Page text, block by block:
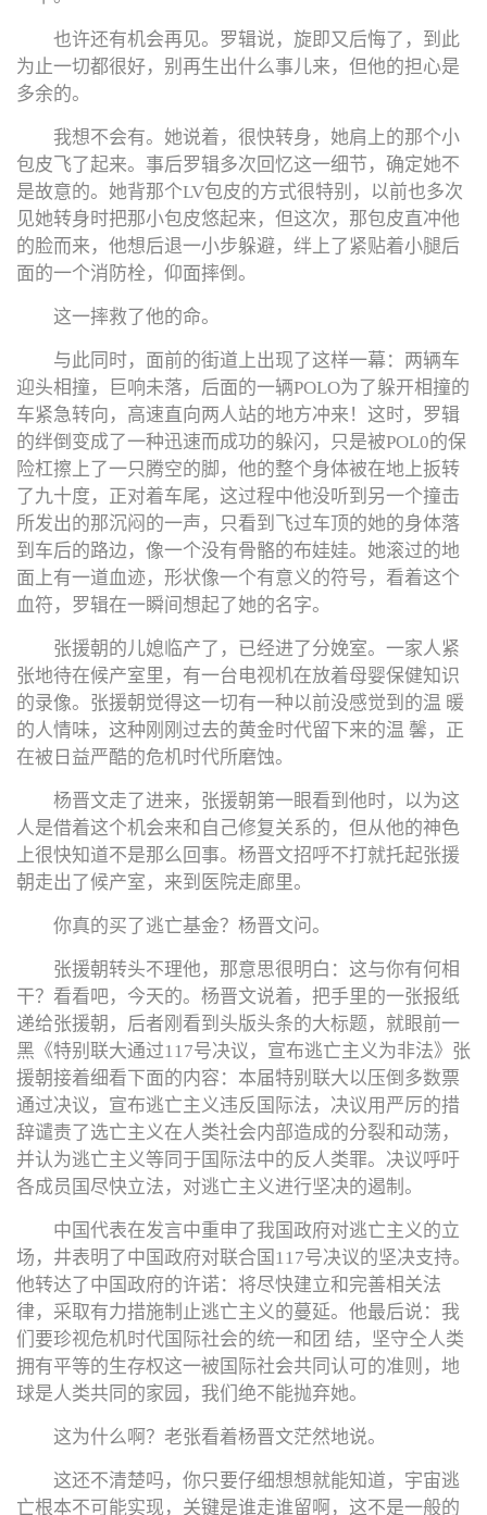
也许还有机会再见。罗辑说，旋即又后悔了，到此
为止一切都很好，别再生出什么事儿来，但他的担心是
多余的。
我想不会有。她说着，很快转身，她肩上的那个小
包皮飞了起来。事后罗辑多次回忆这一细节，确定她不
是故意的。她背那个LV包皮的方式很特别，以前也多次
见她转身时把那小包皮悠起来，但这次，那包皮直冲他
的脸而来，他想后退一小步躲避，绊上了紧贴着小腿后
面的一个消防栓，仰面摔倒。
这一摔救了他的命。
与此同时，面前的街道上出现了这样一幕：两辆车
迎头相撞，巨响未落，后面的一辆POLO为了躲开相撞的
车紧急转向，高速直向两人站的地方冲来！这时，罗辑
的绊倒变成了一种迅速而成功的躲闪，只是被POL0的保
险杠擦上了一只腾空的脚，他的整个身体被在地上扳转
了九十度，正对着车尾，这过程中他没听到另一个撞击
所发出的那沉闷的一声，只看到飞过车顶的她的身体落
到车后的路边，像一个没有骨骼的布娃娃。她滚过的地
面上有一道血迹，形状像一个有意义的符号，看着这个
血符，罗辑在一瞬间想起了她的名字。
张援朝的儿媳临产了，已经进了分娩室。一家人紧
张地待在候产室里，有一台电视机在放着母婴保健知识
的录像。张援朝觉得这一切有一种以前没感觉到的温 暖
的人情味，这种刚刚过去的黄金时代留下来的温 馨，正
在被日益严酷的危机时代所磨蚀。
杨晋文走了进来，张援朝第一眼看到他时，以为这
人是借着这个机会来和自己修复关系的，但从他的神色
上很快知道不是那么回事。杨晋文招呼不打就托起张援
朝走出了候产室，来到医院走廊里。
你真的买了逃亡基金？杨晋文问。
张援朝转头不理他，那意思很明白：这与你有何相
干？看看吧，今天的。杨晋文说着，把手里的一张报纸
递给张援朝，后者刚看到头版头条的大标题，就眼前一
黑《特别联大通过117号决议，宣布逃亡主义为非法》张
援朝接着细看下面的内容：本届特别联大以压倒多数票
通过决议，宣布逃亡主义违反国际法，决议用严厉的措
辞谴责了选亡主义在人类社会内部造成的分裂和动荡，
并认为逃亡主义等同于国际法中的反人类罪。决议呼吁
各成员国尽快立法，对逃亡主义进行坚决的遏制。
中国代表在发言中重申了我国政府对逃亡主义的立
场，井表明了中国政府对联合国117号决议的坚决支持。
他转达了中国政府的许诺：将尽快建立和完善相关法
律，采取有力措施制止逃亡主义的蔓延。他最后说：我
们要珍视危机时代国际社会的统一和团 结，坚守仝人类
拥有平等的生存权这一被国际社会共同认可的准则，地
球是人类共同的家园，我们绝不能抛弃她。
这为什么啊？老张看着杨晋文茫然地说。
这还不清楚吗，你只要仔细想想就能知道，宇宙逃
亡根本不可能实现，关键是谁走谁留啊，这不是一般的